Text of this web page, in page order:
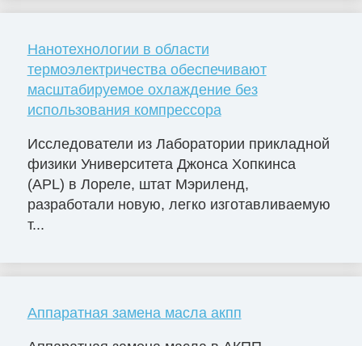
Нанотехнологии в области
термоэлектричества обеспечивают
масштабируемое охлаждение без
использования компрессора
Исследователи из Лаборатории прикладной
физики Университета Джонса Хопкинса
(APL) в Лореле, штат Мэриленд,
разработали новую, легко изготавливаемую
т...
Аппаратная замена масла акпп